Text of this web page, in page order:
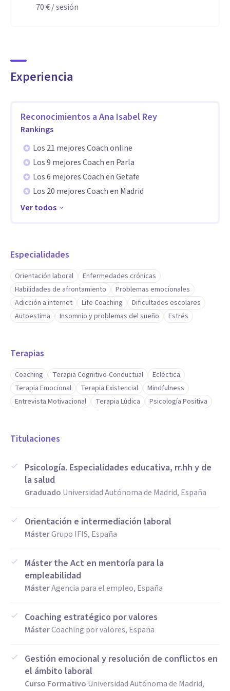
planificación y carrera laboral y/o académica.
gestión emocional, orientación vocacional,orientación
profesional,selección y gestión de personal, así como en
psicología educativa y del trabajo.
Aptitudes
Metodología propia en orientación vocacional creada por
(ámbitos laboral (problemas laborales), familiar,
educativo, enfermedad y convalecencia...) e inteligencia
emocional,autoestima,gestión del tiempo,resolución de
conflictos,liderazgo.Métodos propios probados y con
resultados, que se adaptan perfectamente a tí y a tus
Da un giro a tu carrera profesional y/o educativa.
70 €/ sesión
Experiencia
Reconocimientos a Ana Isabel Rey
Rankings
Los 21 mejores Coach online
Los 9 mejores Coach en Parla
Los 6 mejores Coach en Getafe
Los 20 mejores Coach en Madrid
Ver todos
Especialidades
Orientación laboral
Enfermedades crónicas
Habilidades de afrontamiento
Problemas emocionales
Adicción a internet
Life Coaching
Dificultades escolares
Autoestima
Insomnio y problemas del sueño Estrés
Terapias
Coaching Terapia Cognitivo-Conductual
Ecléctica
Terapia Emocional
Terapia Existencial
Mindfulness
Entrevista Motivacional
Terapia Lúdica Psicología Positiva
Titulaciones
Psicología. Especialidades educativa, rr.hh y de
la salud
Graduado Universidad Autónoma de Madrid, España
Orientación e intermediación laboral
MásterGrupo IFIS, España
Máster the Act en mentoría para la
empleabilidad
MásterAgencia para el empleo, España
Coaching estratégico por valores
MásterCoaching por valores, España
Gestión emocional y resolución de conflictos en
el ámbito laboral
Curso Formativo Universidad Autónoma de Madrid,